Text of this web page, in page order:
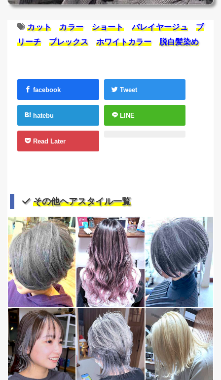
カット カラー ショート バレイヤージュ
ブ
リーチ
プレックス ホワイトカラー 脱白髪染め
facebook Tweet
hatebu LINE
Read Later
その他ヘアスタイル一覧